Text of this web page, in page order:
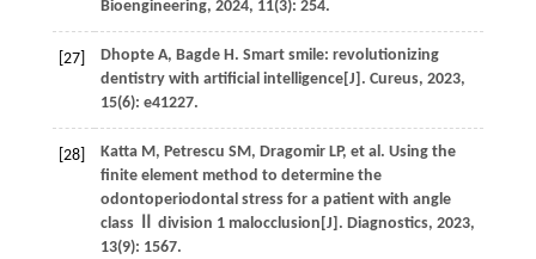
Bioengineering, 2024, 11(3): 254.
[27] Dhopte A, Bagde H. Smart smile: revolutionizing
dentistry with artificial intelligence[J]. Cureus, 2023,
15(6): e41227.
[28] Katta M, Petrescu SM, Dragomir LP, et al. Using the
finite element method to determine the
odontoperiodontal stress for a patient with angle
class Ⅱ division 1 malocclusion[J]. Diagnostics, 2023,
13(9): 1567.